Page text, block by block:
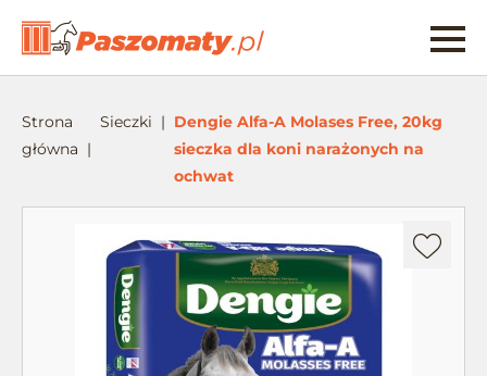
Strona
główna
Sieczki
Dengie Alfa-A Molases Free, 20kg
sieczka dla koni narażonych na
ochwat
Dodaj
do